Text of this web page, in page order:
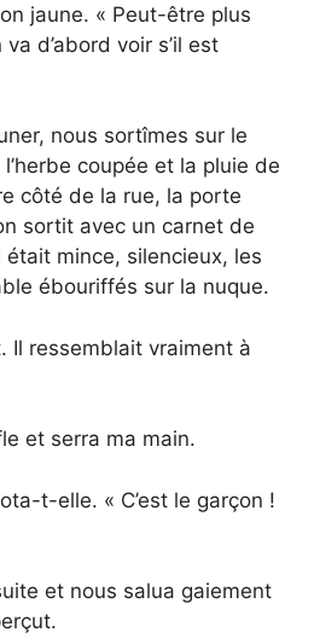
jaune. « Peut-être plus
d’abord voir s’il est
nous sortîmes sur le
l’herbe coupée et la pluie de
côté de la rue, la porte
sortit avec un carnet de
était mince, silencieux, les
ébouriffés sur la nuque.
ressemblait vraiment à
et serra ma main.
t-elle. « C’est le garçon !
et nous salua gaiement